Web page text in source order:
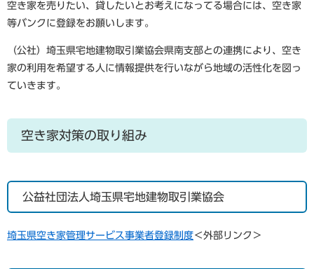
空き家を売りたい、貸したいとお考えになってる場合には、空き家
等バンクに登録をお願いします。
（公社）埼玉県宅地建物取引業協会県南支部との連携により、空き
家の利用を希望する人に情報提供を行いながら地域の活性化を図っ
ていきます。
空き家対策の取り組み
公益社団法人埼玉県宅地建物取引業協会
埼玉県空き家管理サービス事業者登録制度＜外部リンク＞